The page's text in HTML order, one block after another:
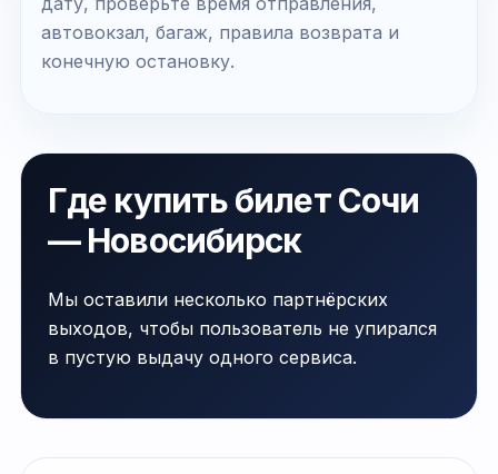
автовокзал, багаж, правила возврата и
конечную остановку.
Где купить билет Сочи
— Новосибирск
Мы оставили несколько партнёрских
выходов, чтобы пользователь не упирался
в пустую выдачу одного сервиса.